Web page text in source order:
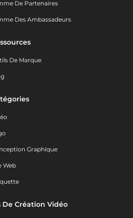
De Partenaires
Des Ambassadeurs
De Marque
Graphique
Web
De Création Vidéo